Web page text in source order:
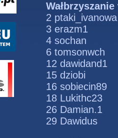
2 ptaki_ivanowa
3 erazm1
4 sochan
6 tomsonwch
12 dawidand1
15 dziobi
16 sobiecin89
18 Lukithc23
26 Damian.1
29 Dawidus